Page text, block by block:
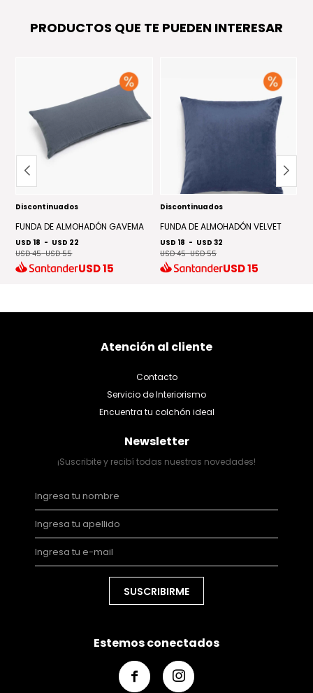
PRODUCTOS QUE TE PUEDEN INTERESAR
Discontinuados
FUNDA DE ALMOHADÓN GAVEMA
USD 18 - USD 22
USD 45-USD 55
USD15
Discontinuados
FUNDA DE ALMOHADÓN VELVET
USD 18 - USD 32
USD 45-USD 55
USD15
Atención al cliente
Contacto
Servicio de Interiorismo
Encuentra tu colchón ideal
Newsletter
¡Suscribite y recibí todas nuestras novedades!
SUSCRIBIRME
Estemos conectados
 